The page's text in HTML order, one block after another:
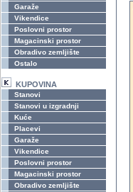
Garaže
Vikendice
Poslovni prostor
Magacinski prostor
Obradivo zemljište
Ostalo
KUPOVINA
Stanovi
Stanovi u izgradnji
Kuće
Placevi
Garaže
Vikendice
Poslovni prostor
Magacinski prostor
Obradivo zemljište